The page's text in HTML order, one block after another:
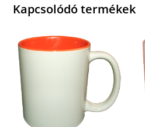
Kapcsolódó termékek